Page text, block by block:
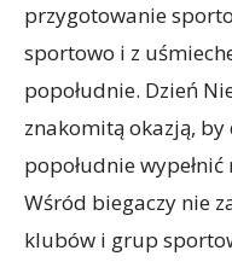
przygotowanie
sportowo i z
popołudnie. Dzień
znakomitą okazją,
popołudnie wypełnić
Wśród biegaczy nie
klubów i grup